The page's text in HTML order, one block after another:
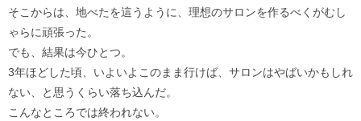
そこからは、地べたを這うように、理想のサロンを作るべくがむし
ゃらに頑張った。
でも、結果は今ひとつ。
3年ほどした頃、いよいよこのまま行けば、サロンはやばいかもしれ
ない、と思うくらい落ち込んだ。
こんなところでは終われない。